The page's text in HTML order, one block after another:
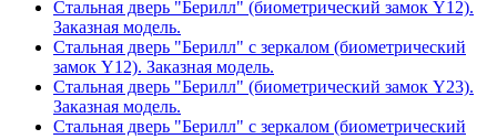
Стальная дверь "Берилл" (биометрический замок Y12).
Заказная модель.
Стальная дверь "Берилл" с зеркалом (биометрический
замок Y12). Заказная модель.
Стальная дверь "Берилл" (биометрический замок Y23).
Заказная модель.
Стальная дверь "Берилл" с зеркалом (биометрический